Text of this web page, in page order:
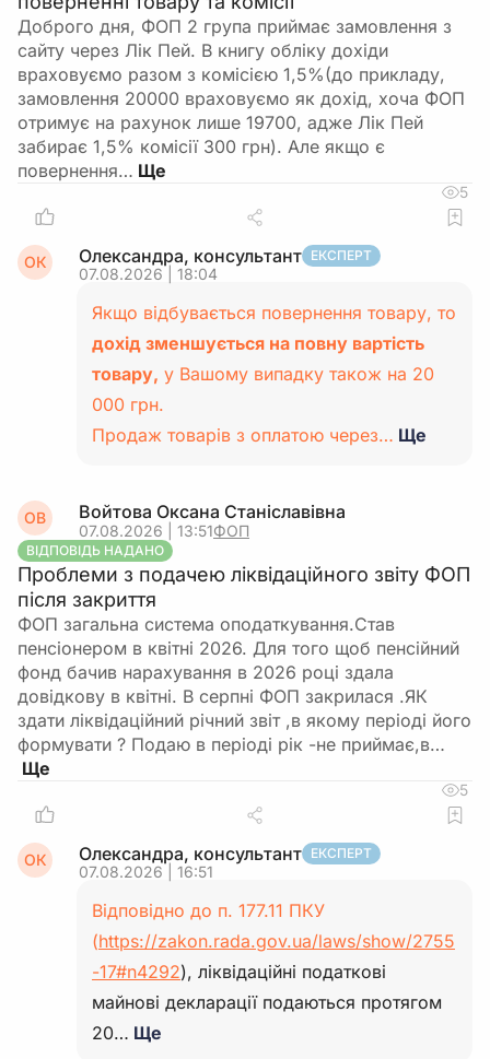
Доброго дня, ФОП 2 група приймає замовлення з
сайту через Лік Пей. В книгу обліку дохіди
враховуємо разом з комісією 1,5%(до прикладу,
замовлення 20000 враховуємо як дохід, хоча ФОП
отримує на рахунок лише 19700, адже Лік Пей
забирає 1,5% комісії 300 грн). Але якщо є
повернення…
5
ОК Олександра, консультант ЕКСПЕРТ
07.08.2026 | 18:04
Якщо відбувається повернення товару, то
дохід зменшується на повну вартість
товару, у Вашому випадку також на 20
000 грн.
Продаж товарів з оплатою через… Ще
ОВ Войтова Оксана Станіславівна
07.08.2026 | 13:51ФОП
ВІДПОВІДЬ НАДАНО
Проблеми з подачею ліквідаційного звіту ФОП
після закриття
ФОП загальна система оподаткування.Став
пенсіонером в квітні 2026. Для того щоб пенсійний
фонд бачив нарахування в 2026 році здала
довідкову в квітні. В серпні ФОП закрилася .ЯК
здати ліквідаційний річний звіт ,в якому періоді його
формувати ? Подаю в періоді рік -не приймає,в…
5
ОК Олександра, консультант ЕКСПЕРТ
07.08.2026 | 16:51
Відповідно до п. 177.11 ПКУ
(https://zakon.rada.gov.ua/laws/show/2755
-17#n4292), ліквідаційні податкові
майнові декларації подаються протягом
20… Ще